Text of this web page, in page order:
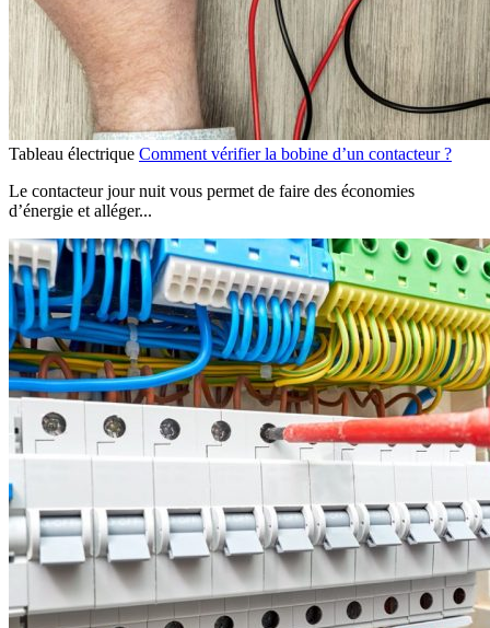
Tableau électrique Comment vérifier la bobine d’un contacteur ?
Le contacteur jour nuit vous permet de faire des économies
d’énergie et alléger...